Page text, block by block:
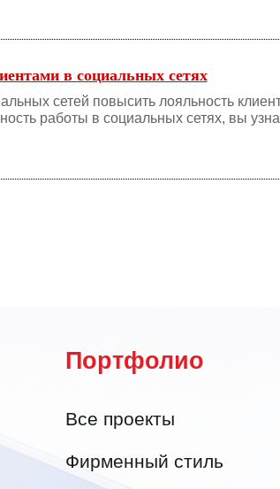
в социальных сетях
сетей повысить лояльность
работы в социальных сетях, вы
Портфолио
Все проекты
Фирменный стиль